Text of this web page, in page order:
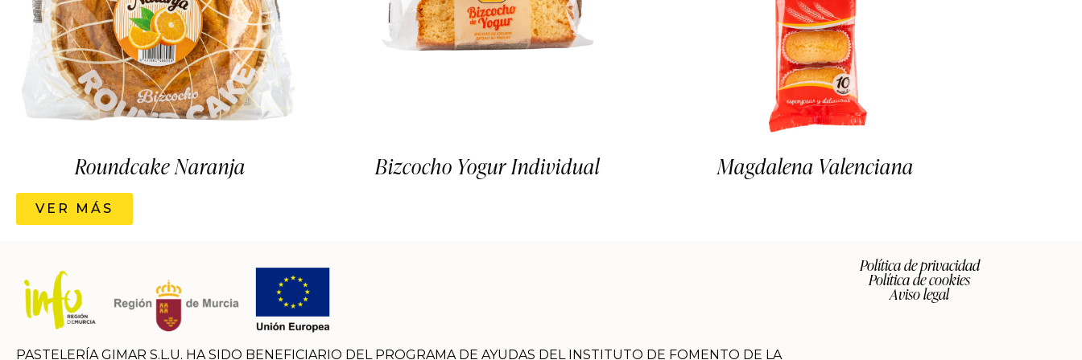
Roundcake Naranja Bizcocho Yogur Individual Magdalena Valenciana
VER MÁS
PASTELERÍA GIMAR S.L.U. HA SIDO BENEFICIARIO DEL PROGRAMA DE AYUDAS DEL INSTITUTO DE FOMENTO DE LA
Política de privacidad
Política de cookies
Aviso legal